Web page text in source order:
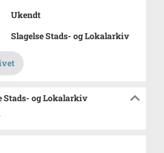
Ukendt
Slagelse Stads- og Lokalarkiv
Stads- og Lokalarkiv